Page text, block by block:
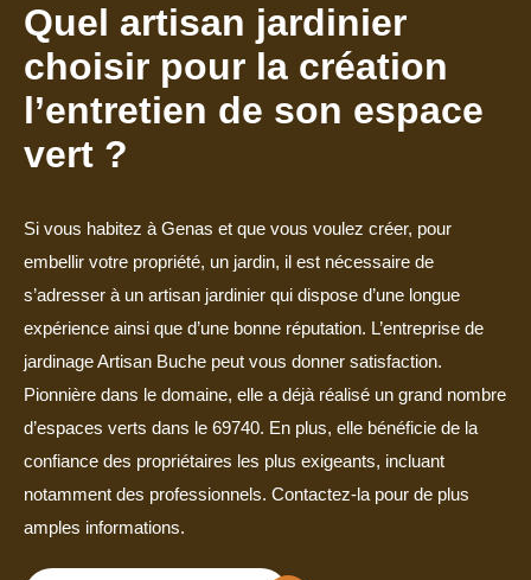
Quel artisan jardinier
choisir pour la création
l’entretien de son espace
vert ?
Si vous habitez à Genas et que vous voulez créer, pour
embellir votre propriété, un jardin, il est nécessaire de
s’adresser à un artisan jardinier qui dispose d’une longue
expérience ainsi que d’une bonne réputation. L’entreprise de
jardinage Artisan Buche peut vous donner satisfaction.
Pionnière dans le domaine, elle a déjà réalisé un grand nombre
d’espaces verts dans le 69740. En plus, elle bénéficie de la
confiance des propriétaires les plus exigeants, incluant
notamment des professionnels. Contactez-la pour de plus
amples informations.